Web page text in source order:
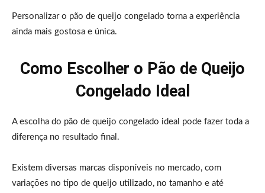
Personalizar o pão de queijo congelado torna a experiência
ainda mais gostosa e única.
Como Escolher o Pão de Queijo
Congelado Ideal
A escolha do pão de queijo congelado ideal pode fazer toda a
diferença no resultado final.
Existem diversas marcas disponíveis no mercado, com
variações no tipo de queijo utilizado, no tamanho e até